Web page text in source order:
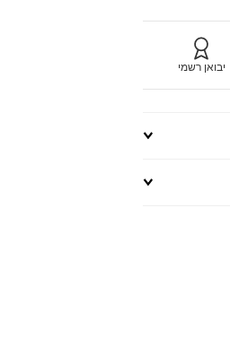
יבואן רשמי